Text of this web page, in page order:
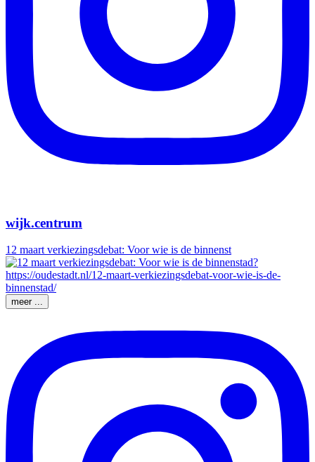
wijk.centrum
12 maart verkiezingsdebat: Voor wie is de binnenst
meer ...